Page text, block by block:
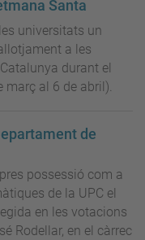
Santa
universitats un
a les
durant el
març al 6 de abril).
de
possessió com a
de la UPC el
en les votacions
Rodellar, en el càrrec